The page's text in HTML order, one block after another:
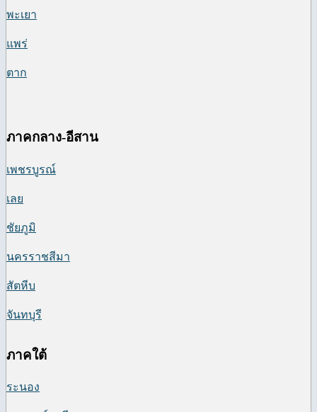
พะเยา
แพร่
ตาก
ภาคกลาง-อีสาน
เพชรบูรณ์
เลย
ชัยภูมิ
นครราชสีมา
สัตหีบ
จันทบุรี
ภาคใต้
ระนอง